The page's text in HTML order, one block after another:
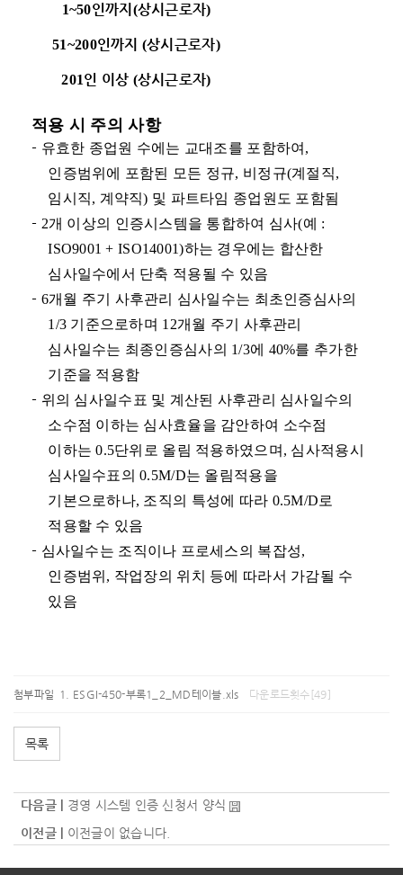
1~50인까지 (상시근로자)
51~200인까지 (상시근로자)
201인 이상 (상시근로자)
적용 시 주의 사항
- 유효한 종업원 수에는 교대조를 포함하여 ,
인증범위에 포함된 모든 정규, 비정규(계절직,
임시직, 계약직) 및 파트타임 종업원도 포함됨
- 2개 이상의 인증시스템을 통합하여 심사(예 :
ISO9001 + ISO14001)하는 경우에는 합산한
심사일수에서 단축 적용될 수 있음
- 6개월 주기 사후관리 심사일수는 최초인증심사의
1/3 기준으로하며 12개월 주기 사후관리
심사일수는 최종인증심사의 1/3에 40%를 추가한
기준을 적용함
- 위의 심사일수표 및 계산된 사후관리 심사일수의
소수점 이하는 심사효율을 감안하여 소수점
이하는0.5단위로 올림 적용하였으며 , 심사적용시
심사일수표의0.5M/D는 올림적용을
기본으로하나, 조직의 특성에 따라 0.5M/D로
적용할 수 있음
- 심사일수는 조직이나 프로세스의 복잡성,
인증범위 , 작업장의 위치 등에 따라서 가감될 수
있음
첨부파일 ESGI-450-부록1_2_MD테이블.xls 다운로드횟수[49]
목록
다음글 | 경영 시스템 인증 신청서 양식
이전글 | 이전글이 없습니다.